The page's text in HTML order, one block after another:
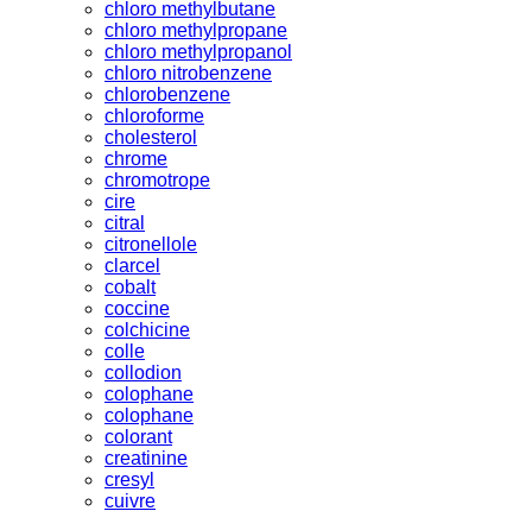
chloro methylbutane
chloro methylpropane
chloro methylpropanol
chloro nitrobenzene
chlorobenzene
chloroforme
cholesterol
chrome
chromotrope
cire
citral
citronellole
clarcel
cobalt
coccine
colchicine
colle
collodion
colophane
colophane
colorant
creatinine
cresyl
cuivre